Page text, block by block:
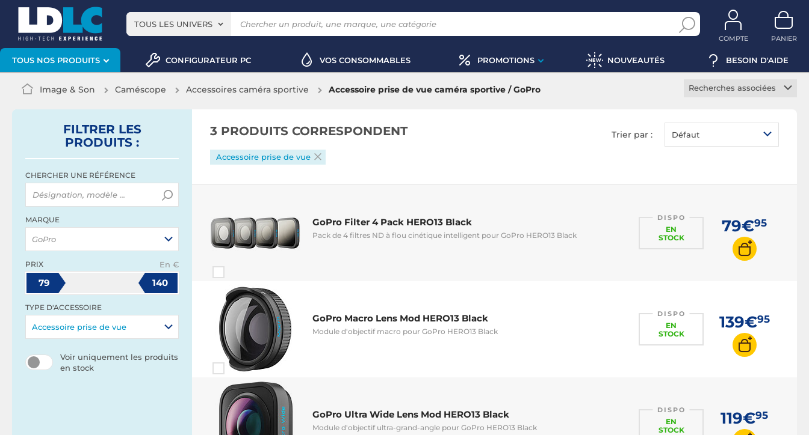
TOUS LES UNIVERS
COMPTE PANIER
TOUS NOS PRODUITS CONFIGURATEUR PC VOS CONSOMMABLES PROMOTIONS NOUVEAUTÉS BESOIN D'AIDE
Image & Son Caméscope Accessoires caméra sportive Accessoire prise de vue caméra sportive / GoPro
Recherches associées
Fixation GoPro
Trépied GoPro
Lampe GoPro
FILTRER LES
PRODUITS :
CHERCHER UNE RÉFÉRENCE
MARQUE
GoPro
PRIX En €
79 140
TYPE D'ACCESSOIRE
Accessoire prise de vue
Voir uniquement les produits
en stock
3 PRODUITS CORRESPONDENT Trier par : Défaut
Accessoire prise de vue
GoPro Filter 4 Pack HERO13 Black
Pack de 4 filtres ND à flou cinétique intelligent pour GoPro HERO13 Black
DISPO
EN
STOCK
79€95
GoPro Macro Lens Mod HERO13 Black
Module d'objectif macro pour GoPro HERO13 Black
DISPO
EN
STOCK
139€95
GoPro Ultra Wide Lens Mod HERO13 Black
Module d'objectif ultra-grand-angle pour GoPro HERO13 Black
DISPO
EN
STOCK
119€95